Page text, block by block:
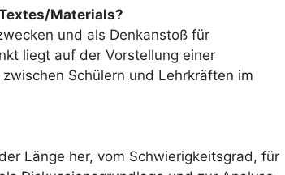
Materials?
und als Denkanstoß für
liegt auf der Vorstellung einer
zwischen Schülern und Lehrkräften im
Länge her, vom Schwierigkeitsgrad, für